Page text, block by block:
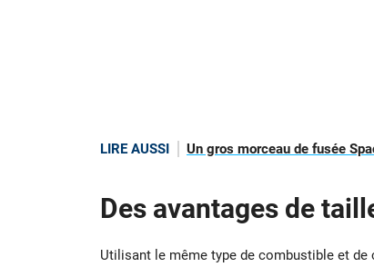
LIRE AUSSI Un gros morceau de fusée
Des avantages de
Utilisant le même type de combustible et